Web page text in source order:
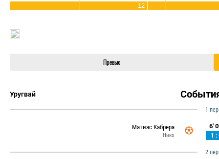
12
Превью
Уругвай
1
Матиас Кабрера
Нико
6'
1 :
2